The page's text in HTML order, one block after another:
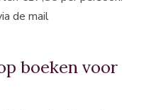
de mail
boeken voor